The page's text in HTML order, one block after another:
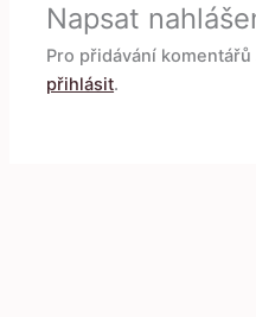
Napsat
Pro přidávání
přihlásit.